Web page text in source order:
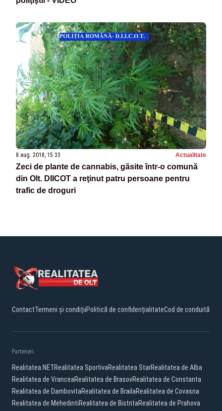
8 aug. 2018, 15:33 Actualitate
Zeci de plante de cannabis, găsite într-o comună
din Olt. DIICOT a reţinut patru persoane pentru
trafic de droguri
ContactTermeni și condițiiPolitică de confidențialitateCod de conduită
Parteneri:
Realitatea.NETRealitatea SportivaRealitatea StarRealitatea de Alba
Realitatea de VranceaRealitatea de BrasovRealitatea de Constanta
Realitatea de DambovitaRealitatea de BrailaRealitatea de Covasna
Realitatea de MehedintiRealitatea de BistritaRealitatea de Prahova